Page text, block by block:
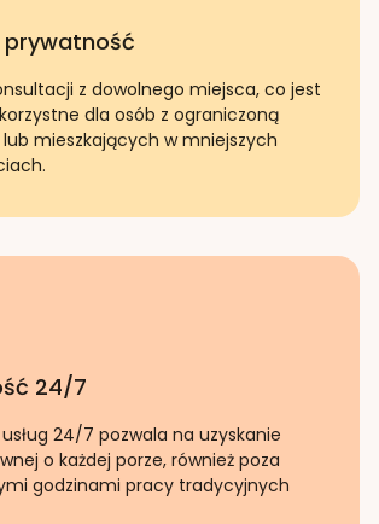
z dowolnego miejsca, co jest
dla osób z ograniczoną
mieszkających w mniejszych
24/7
24/7 pozwala na uzyskanie
o każdej porze, również poza
godzinami pracy tradycyjnych